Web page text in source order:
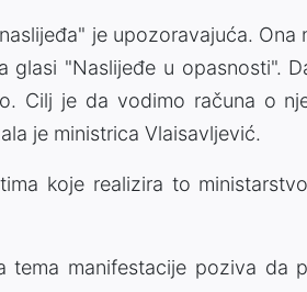
je upozoravajuća. Ona
"Naslijeđe u opasnosti".
Cilj je da vodimo računa o
je ministrica Vlaisavljević.
koje realizira to
tema manifestacije poziva da